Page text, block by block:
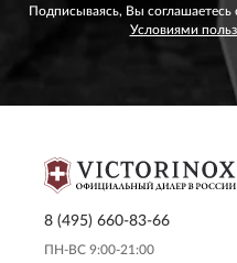
Подписываясь, Вы соглашаетесь
Условиями
8 (495) 660-83-66
ПН-ВС 9:00-21:00